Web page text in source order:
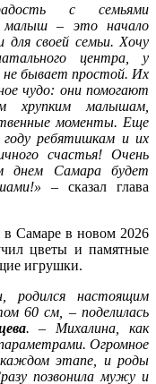
с семьями
малыш – это начало
своей семьи. Хочу
центра, у
бывает простой. Их
чудо: они помогают
хрупким малышам,
моменты. Еще
ребятишкам и их
счастья! Очень
днем Самара будет
– сказал глава
Самаре в новом 2026
цветы и памятные
игрушки.
родился настоящим
60 см, – поделилась
. – Михалина, как
Огромное
этапе, и роды
позвонила мужу и